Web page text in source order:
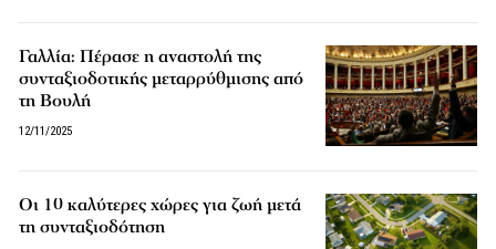
Γαλλία: Πέρασε η αναστολή της
συνταξιοδοτικής μεταρρύθμισης από
τη Βουλή
12/11/2025
Οι 10 καλύτερες χώρες για ζωή μετά
τη συνταξιοδότηση